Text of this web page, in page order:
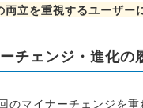
立を重視するユーザー
チェンジ・進化の
のマイナーチェンジを